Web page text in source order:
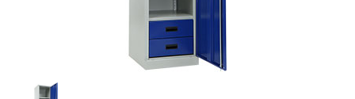
Сборка и монтаж
металлической мебели